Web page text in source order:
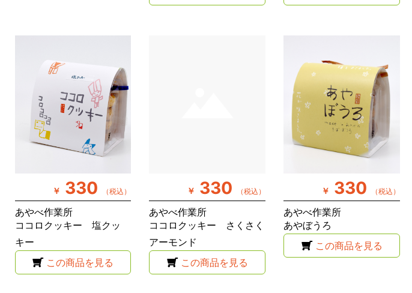
￥ 330 （税込）
あやべ作業所
ココロクッキー 塩クッ
キー
この商品を見る
￥ 330 （税込）
あやべ作業所
ココロクッキー さくさく
アーモンド
この商品を見る
￥ 330 （税込）
あやべ作業所
あやぼうろ
この商品を見る